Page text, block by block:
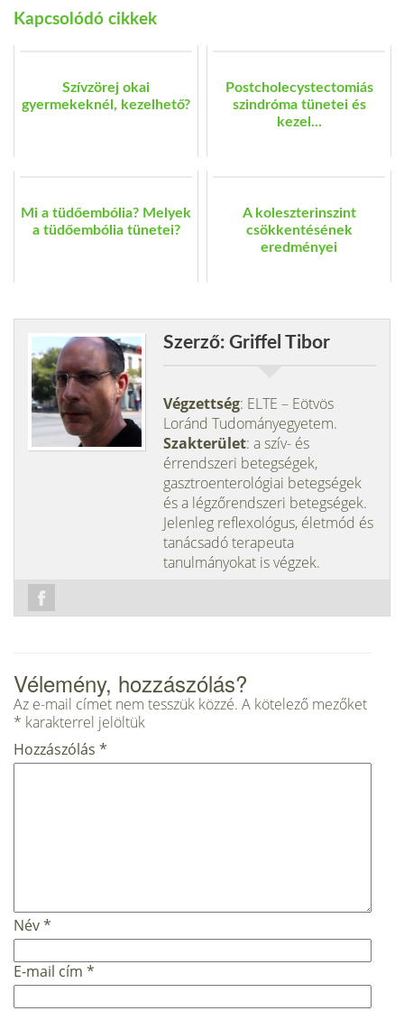
Kapcsolódó cikkek
Szívzörej okai
gyermekeknél, kezelhető?
Postcholecystectomiás
szindróma tünetei és
kezel...
Mi a tüdőembólia? Melyek
a tüdőembólia tünetei?
A koleszterinszint
csökkentésének
eredményei
Szerző: Griffel Tibor
Végzettség: ELTE – Eötvös
Loránd Tudományegyetem.
Szakterület: a szív- és
érrendszeri betegségek,
gasztroenterológiai betegségek
és a légzőrendszeri betegségek.
Jelenleg reflexológus, életmód és
tanácsadó terapeuta
tanulmányokat is végzek.
Vélemény, hozzászólás?
Az e-mail címet nem tesszük közzé. A kötelező mezőket
* karakterrel jelöltük
Hozzászólás *
Név*
E-mail cím *